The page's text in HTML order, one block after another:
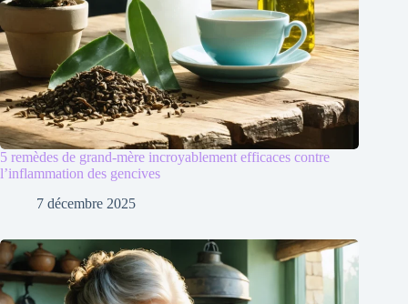
5 remèdes de grand-mère incroyablement efficaces contre
l’inflammation des gencives
7 décembre 2025